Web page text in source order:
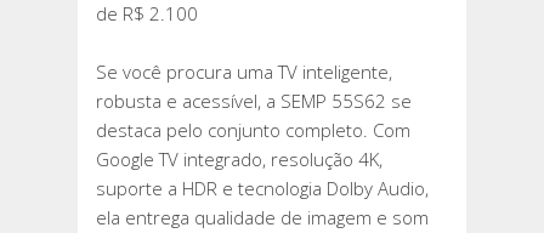
de R$ 2.100
Se você procura uma TV inteligente,
robusta e acessível, a SEMP 55S62 se
destaca pelo conjunto completo. Com
Google TV integrado, resolução 4K,
suporte a HDR e tecnologia Dolby Audio,
ela entrega qualidade de imagem e som